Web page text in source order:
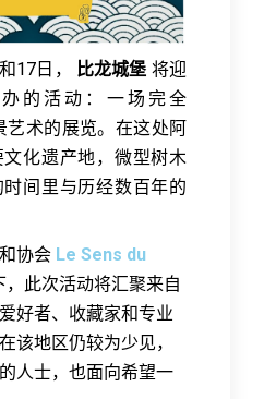
17日， 比龙城堡 将迎
的活动：一场完全
艺术的展览。在这处阿
化遗产地，微型树木
间里与历经数百年的
协会 Le Sens du
此次活动将汇聚来自
好者、收藏家和专业
该地区仍较为少见，
人士，也面向希望一